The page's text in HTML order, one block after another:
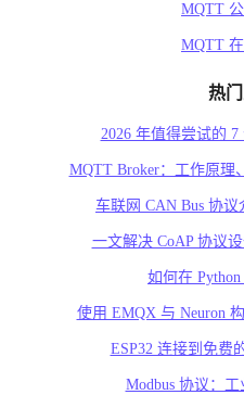
MQTT
MQTT
热
2026 年值得尝试的
MQTT Broker：工作原理
车联网 CAN Bus 协
一文解决 CoAP 协议
如何在
使用 EMQX 与 Neuron
ESP32 连接到免费
Modbus 协议：